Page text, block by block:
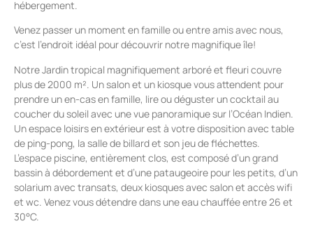
hébergement.
Venez passer un moment en famille ou entre amis avec nous,
c’est l’endroit idéal pour découvrir notre magnifique île!
Notre Jardin tropical magnifiquement arboré et fleuri couvre
plus de 2000 m². Un salon et un kiosque vous attendent pour
prendre un en-cas en famille, lire ou déguster un cocktail au
coucher du soleil avec une vue panoramique sur l’Océan Indien.
Un espace loisirs en extérieur est à votre disposition avec table
de ping-pong, la salle de billard et son jeu de fléchettes.
L’espace piscine, entièrement clos, est composé d’un grand
bassin à débordement et d’une pataugeoire pour les petits, d’un
solarium avec transats, deux kiosques avec salon et accès wifi
et wc. Venez vous détendre dans une eau chauffée entre 26 et
30°C.